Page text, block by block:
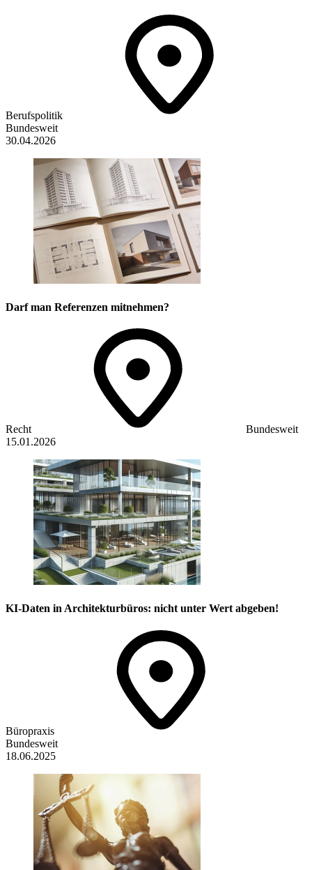
Berufspolitik
Bundesweit
30.04.2026
Darf man Referenzen mitnehmen?
Recht
Bundesweit
15.01.2026
KI-Daten in Architekturbüros: nicht unter Wert abgeben!
Büropraxis
Bundesweit
18.06.2025